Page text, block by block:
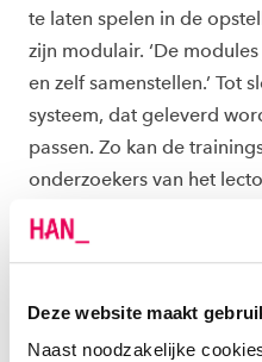
Deze website maakt
Naast noodzakelijke
te laten spelen in de
zijn modulair. ‘De
en zelf samenstellen.’ Tot
systeem, dat geleverd
passen. Zo kan de
onderzoekers van het